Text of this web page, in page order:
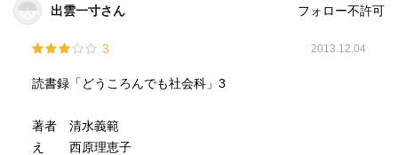
出雲一寸さん フォロー不許可
3 2013.12.04
読書録「どうころんでも社会科」3
著者 清水義範
え 西原理恵子